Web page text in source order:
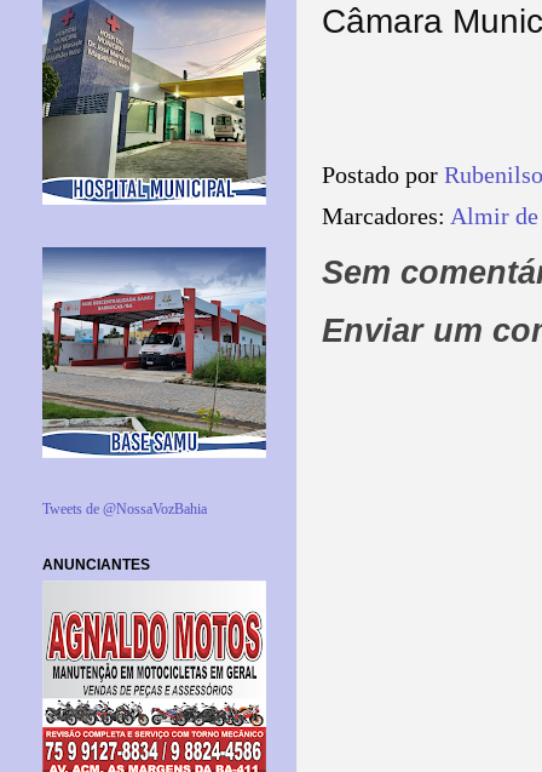
Câmara
Postado por
Marcadores: Almir
Sem
Enviar um
Tweets de @NossaVozBahia
ANUNCIANTES